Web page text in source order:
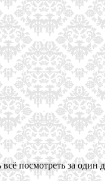
посмотреть за один